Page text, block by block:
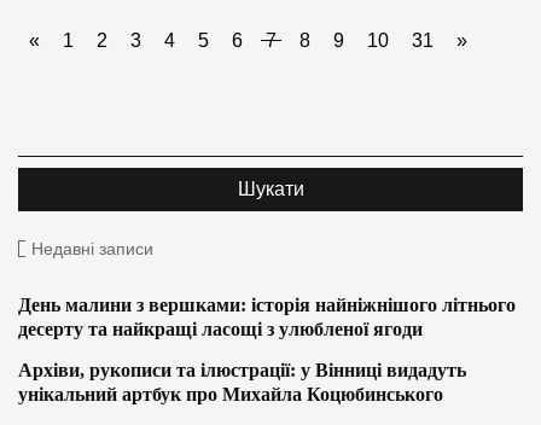
« 1 2 3 4 5 6 7 8 9 10 31 »
Недавні записи
День малини з вершками: історія найніжнішого літнього
десерту та найкращі ласощі з улюбленої ягоди
Архіви, рукописи та ілюстрації: у Вінниці видадуть
унікальний артбук про Михайла Коцюбинського